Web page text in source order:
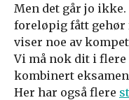
Men det går jo
foreløpig fått gehør
viser noe av
Vi må nok dit i flere
kombinert
Her har også flere